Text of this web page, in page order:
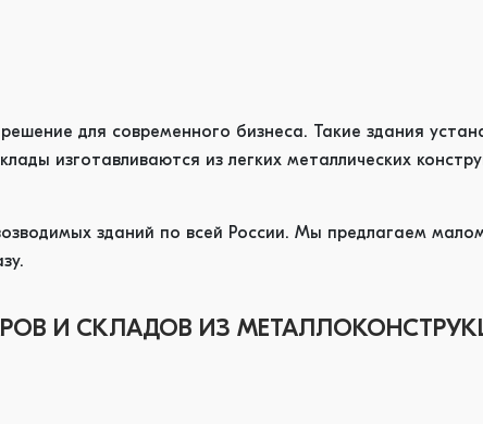
для современного бизнеса. Такие здания
изготавливаются из легких металлических
зданий по всей России. Мы предлагаем
И СКЛАДОВ ИЗ